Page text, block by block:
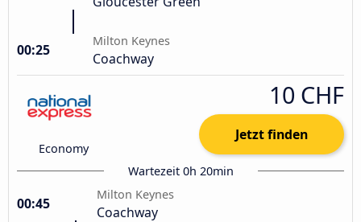
00:25
Milton Keynes
Coachway
Economy
10 CHF
Jetzt finden
Wartezeit 0h 20min
00:45
Milton Keynes
Coachway